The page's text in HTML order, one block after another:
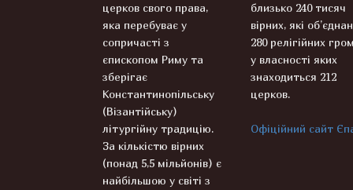
церков свого права,
яка перебуває у
сопричасті з
єпископом Риму та
зберігає
Константинопільську
(Візантійську)
літургійну традицію.
За кількістю вірних
(понад 5,5 мільйонів) є
найбільшою у світі з
близько 240 тисяч
вірних, які
280 релігійних
у власності яких
знаходиться 212
церков.
Офіційний сайт